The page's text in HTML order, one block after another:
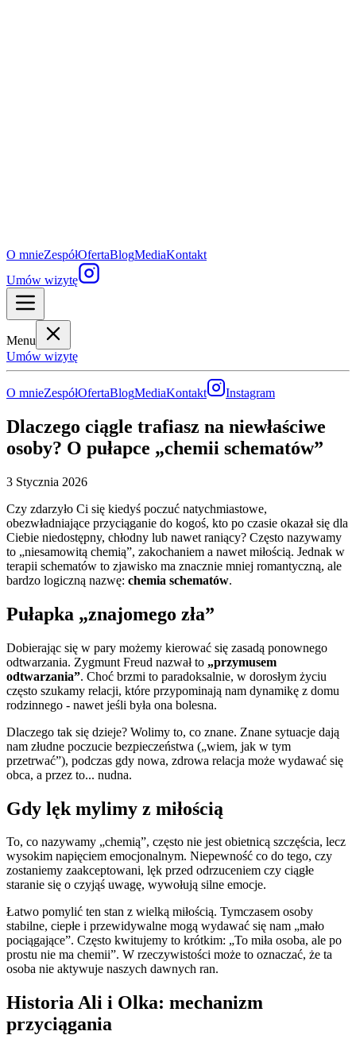
O mnieZespółOfertaBlogMediaKontakt
Umów wizytę
Menu
Umów wizytę
O mnieZespółOfertaBlogMediaKontakt Instagram
Dlaczego ciągle trafiasz na niewłaściwe
osoby? O pułapce „chemii schematów”
3 Stycznia 2026
Czy zdarzyło Ci się kiedyś poczuć natychmiastowe,
obezwładniające przyciąganie do kogoś, kto po czasie okazał się dla
Ciebie niedostępny, chłodny lub nawet raniący? Często nazywamy
to „niesamowitą chemią”, zakochaniem a nawet miłością. Jednak w
terapii schematów to zjawisko ma znacznie mniej romantyczną, ale
bardzo logiczną nazwę: chemia schematów.
Pułapka „znajomego zła”
Dobierając się w pary możemy kierować się zasadą ponownego
odtwarzania. Zygmunt Freud nazwał to „przymusem
odtwarzania”. Choć brzmi to paradoksalnie, w dorosłym życiu
często szukamy relacji, które przypominają nam dynamikę z domu
rodzinnego - nawet jeśli była ona bolesna.
Dlaczego tak się dzieje? Wolimy to, co znane. Znane sytuacje dają
nam złudne poczucie bezpieczeństwa („wiem, jak w tym
przetrwać”), podczas gdy nowa, zdrowa relacja może wydawać się
obca, a przez to... nudna.
Gdy lęk mylimy z miłością
To, co nazywamy „chemią”, często nie jest obietnicą szczęścia, lecz
wysokim napięciem emocjonalnym. Niepewność co do tego, czy
zostaniemy zaakceptowani, lęk przed odrzuceniem czy ciągłe
staranie się o czyjąś uwagę, wywołują silne emocje.
Łatwo pomylić ten stan z wielką miłością. Tymczasem osoby
stabilne, ciepłe i przewidywalne mogą wydawać się nam „mało
pociągające”. Często kwitujemy to krótkim: „To miła osoba, ale po
prostu nie ma chemii”. W rzeczywistości może to oznaczać, że ta
osoba nie aktywuje naszych dawnych ran.
Historia Ali i Olka: mechanizm
przyciągania